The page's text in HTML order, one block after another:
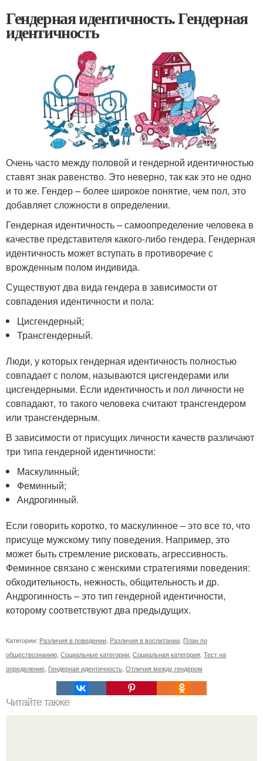
Гендерная идентичность. Гендерная
идентичность
Очень часто между половой и гендерной идентичностью
ставят знак равенство. Это неверно, так как это не одно
и то же. Гендер – более широкое понятие, чем пол, это
добавляет сложности в определении.
Гендерная идентичность – самоопределение человека в
качестве представителя какого-либо гендера. Гендерная
идентичность может вступать в противоречие с
врожденным полом индивида.
Существуют два вида гендера в зависимости от
совпадения идентичности и пола:
Цисгендерный;
Трансгендерный.
Люди, у которых гендерная идентичность полностью
совпадает с полом, называются цисгендерами или
цисгендерными. Если идентичность и пол личности не
совпадают, то такого человека считают трансгендером
или трансгендерным.
В зависимости от присущих личности качеств различают
три типа гендерной идентичности:
Маскулинный;
Феминный;
Андрогинный.
Если говорить коротко, то маскулинное – это все то, что
присуще мужскому типу поведения. Например, это
может быть стремление рисковать, агрессивность.
Феминное связано с женскими стратегиями поведения:
обходительность, нежность, общительность и др.
Андрогинность – это тип гендерной идентичности,
которому соответствуют два предыдущих.
Категории: Различия в поведении Различия в воспитании План по
обществознанию Социальные категории Социальная категория Тест на
определение Гендерная идентичность Отличия между гендером
Читайте также